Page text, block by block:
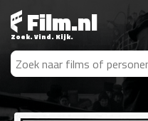
Film.nl
Zoek. Vind. Kijk.